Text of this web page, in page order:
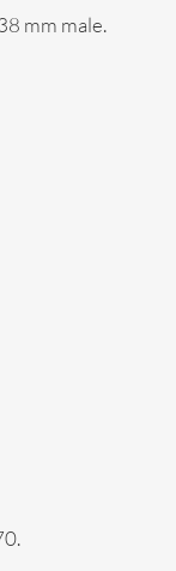
mm male.